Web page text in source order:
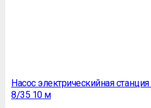
Насос электрическийная
8/35 10 м